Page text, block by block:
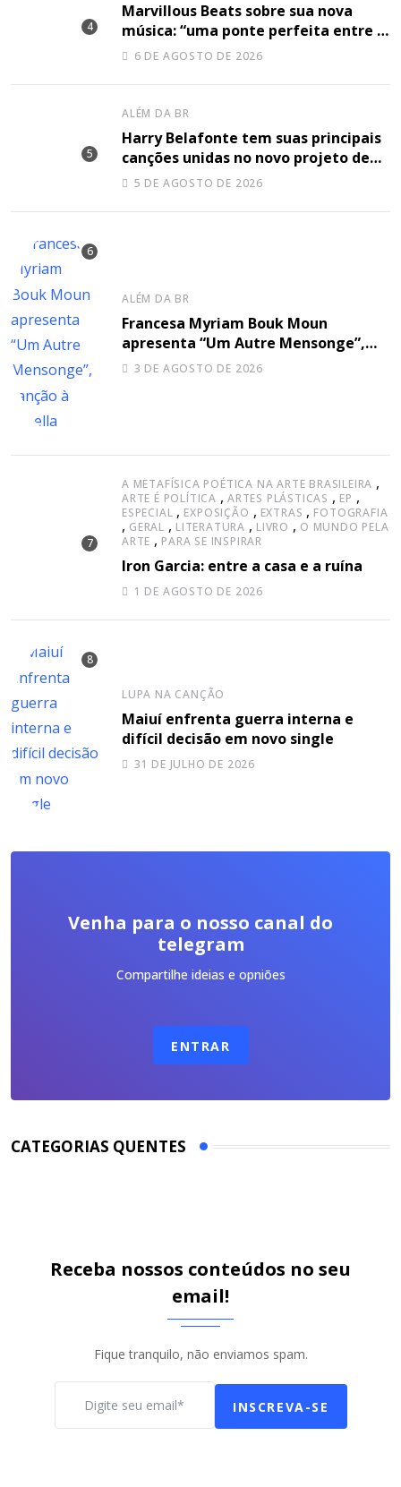
Marvillous Beats sobre sua nova
música: “uma ponte perfeita entre o
hip-hop underground e a elegância
6 DE AGOSTO DE 2026
ALÉM DA BR
Harry Belafonte tem suas principais
canções unidas no novo projeto de
Sir5 DE AGOSTO DE 2026
ALÉM DA BR
Francesa Myriam Bouk Moun
apresenta “Um Autre Mensonge”,
canção à capella
3 DE AGOSTO DE 2026
A METAFÍSICA POÉTICA NA ARTE BRASILEIRA ,
ARTE É POLÍTICA , ARTES PLÁSTICAS , EP ,
ESPECIAL , EXPOSIÇÃO , EXTRAS , FOTOGRAFIA
, GERAL , LITERATURA , LIVRO , O MUNDO PELA
ARTE , PARA SE INSPIRAR
Iron Garcia: entre a casa e a ruína
1 DE AGOSTO DE 2026
LUPA NA CANÇÃO
Maiuí enfrenta guerra interna e
difícil decisão em novo single
31 DE JULHO DE 2026
Venha para o nosso canal do
telegram
Compartilhe ideias e opniões
ENTRAR
CATEGORIAS QUENTES
Receba nossos conteúdos no seu
email!
Fique tranquilo, não enviamos spam.
INSCREVA-SE